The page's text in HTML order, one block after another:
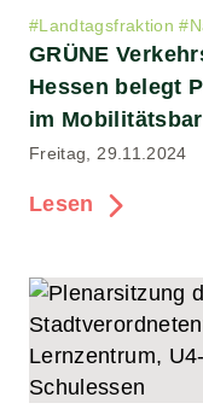
#Landtagsfraktion #
GRÜNE
Hessen belegt
im
Freitag, 29.11.2024
Lesen